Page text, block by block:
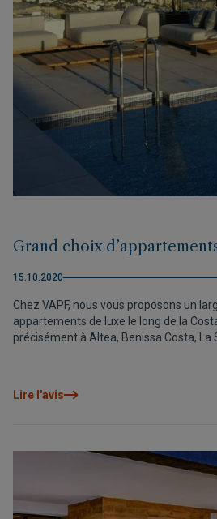
Grand choix
15.10.2020
Chez VAPF, nous vous proposons un
appartements de luxe le long de la
précisément à Altea, Benissa Costa, La
Sol.
Lire l'avis